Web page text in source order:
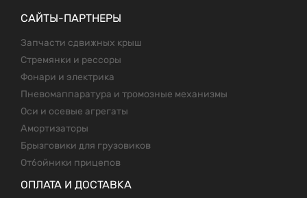
САЙТЫ-ПАРТНЕРЫ
Запчасти сдвижных крыш
Стремянки и рессоры
Фонари и электрика
Пневомаппаратура и тромозные механизмы
Оси и осевые агрегаты
Амортизаторы
Брызговики для грузовиков
Отбойники прицепов
ОПЛАТА И ДОСТАВКА